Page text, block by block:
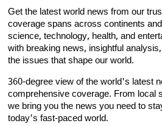
Get the latest world news from our
coverage spans across continents
science, technology, health, and
with breaking news, insightful
the issues that shape our world.
360-degree view of the world's latest
comprehensive coverage. From local
we bring you the news you need to
today's fast-paced world.